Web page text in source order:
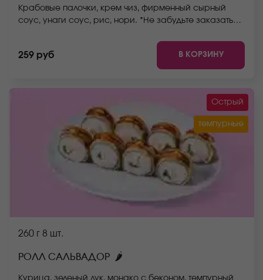
Крабовые палочки, крем чиз, фирменный сырный
соус, унаги соус, рис, нори. *Не забудьте заказать
стоимость заказа. *Внешний вид блюда может
отличаться от фото на сайте.
259 руб В КОРЗИНУ
Острый
темпурные
260 г 8 шт.
РОЛЛ САЛЬВАДОР 🌶
Курица, зеленый лук, монако с беконом, темпурный